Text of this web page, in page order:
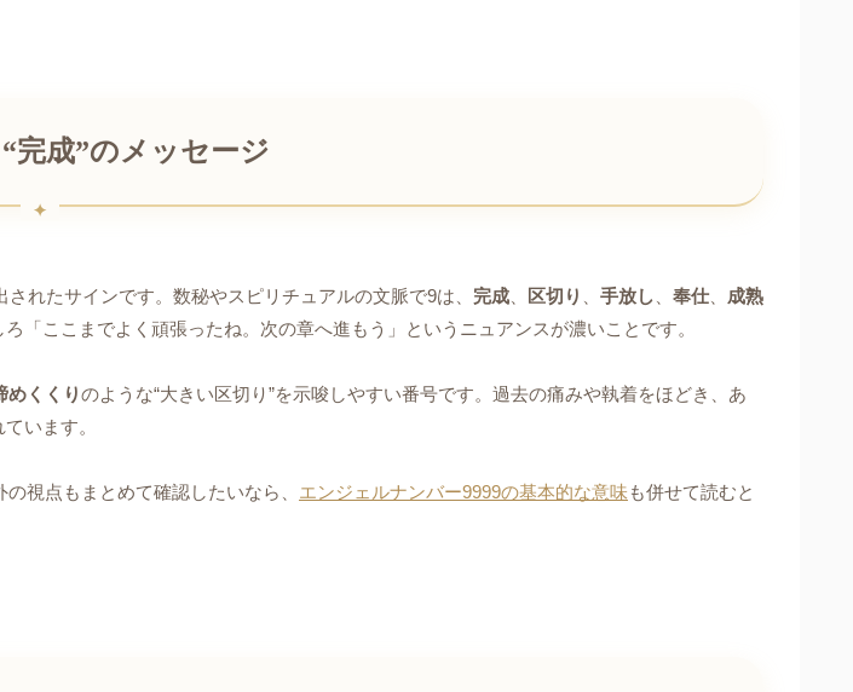
完成”のメッセージ
れたサインです。数秘やスピリチュアルの文脈で9は、 完成 区切り 手放し 奉仕、 成熟
ここまでよく頑張ったね。次の章へ進もう」というニュアンスが濃いことです。
めくくりのような“大きい区切り”を示唆しやすい番号です。過去の痛みや執着をほどき、あ
います。
視点もまとめて確認したいなら、 エンジェルナンバー9999の基本的な意味 も併せて読むと